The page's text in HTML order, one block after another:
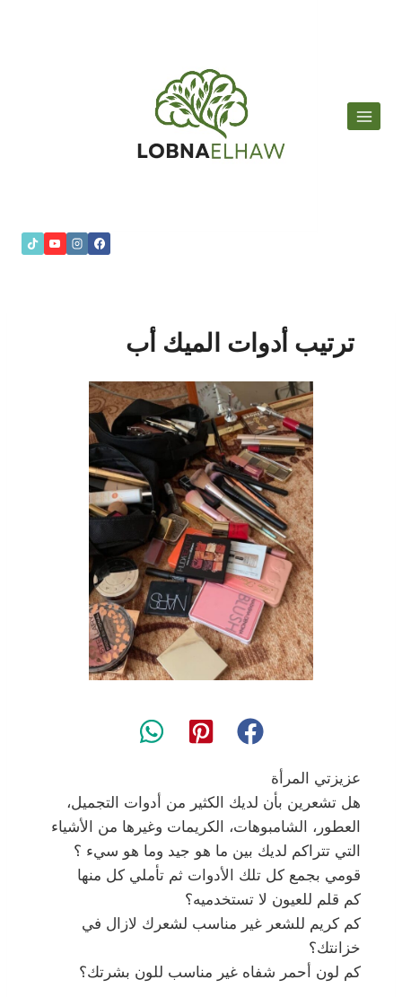
ترتيب أدوات الميك أب
عزيزتي المرأة
هل تشعرين بأن لديك الكثير من أدوات التجميل،
العطور، الشامبوهات، الكريمات وغيرها من الأشياء
التي تتراكم لديك بين ما هو جيد وما هو سيء ؟
قومي بجمع كل تلك الأدوات ثم تأملي كل منها
كم قلم للعيون لا تستخدميه؟
كم كريم للشعر غير مناسب لشعرك لازال في
خزانتك؟
كم لون أحمر شفاه غير مناسب للون بشرتك؟